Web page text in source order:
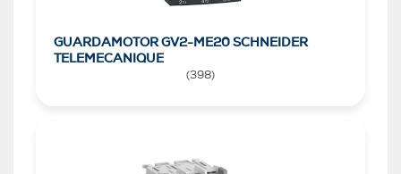
GUARDAMOTOR GV2-ME20 SCHNEIDER
TELEMECANIQUE
(398)